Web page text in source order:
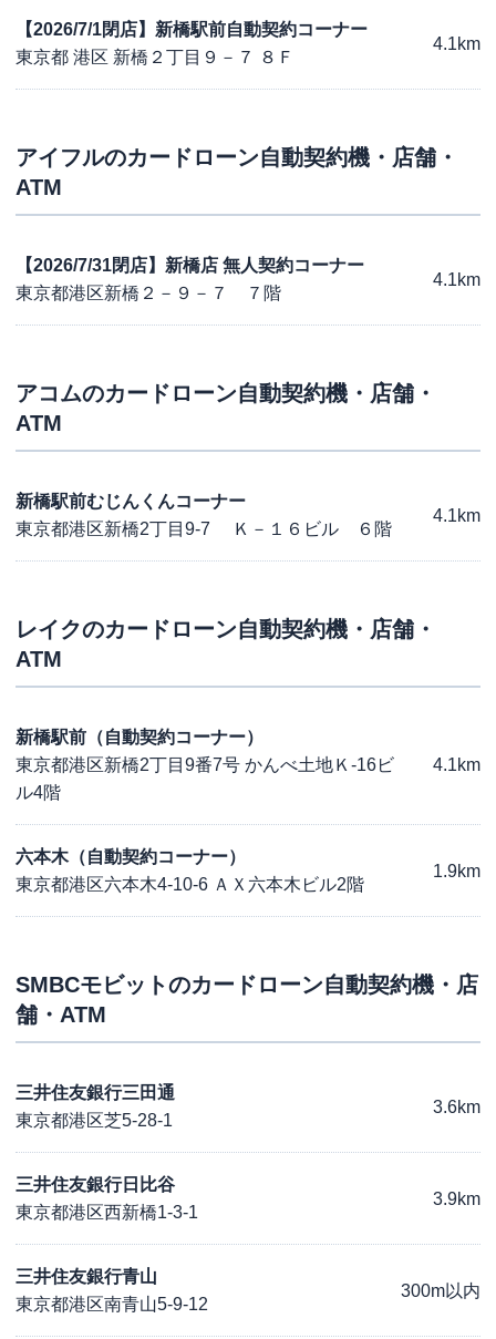
【2026/7/1閉店】新橋駅前自動契約コーナー
東京都 港区 新橋２丁目９－７ ８Ｆ
4.1km
アイフルのカードローン自動契約機・店舗・
ATM
【2026/7/31閉店】新橋店 無人契約コーナー
東京都港区新橋２－９－７ ７階
4.1km
アコムのカードローン自動契約機・店舗・
ATM
新橋駅前むじんくんコーナー
東京都港区新橋2丁目9-7 Ｋ－１６ビル ６階
4.1km
レイクのカードローン自動契約機・店舗・
ATM
新橋駅前（自動契約コーナー）
東京都港区新橋2丁目9番7号 かんべ土地Ｋ-16ビ
ル4階
4.1km
六本木（自動契約コーナー）
東京都港区六本木4-10-6 ＡＸ六本木ビル2階
1.9km
SMBCモビットのカードローン自動契約機・店
舗・ATM
三井住友銀行三田通
東京都港区芝5-28-1
3.6km
三井住友銀行日比谷
東京都港区西新橋1-3-1
3.9km
三井住友銀行青山
東京都港区南青山5-9-12
300m以内